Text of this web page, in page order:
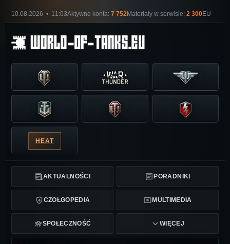
10.08.2026 • 11:03Aktywne konta: 7 752Materiały w serwisie: 2 300EU
HEAT
AKTUALNOŚCI PORADNIKI
CZOŁGOPEDIA MULTIMEDIA
SPOŁECZNOŚĆ WIĘCEJ